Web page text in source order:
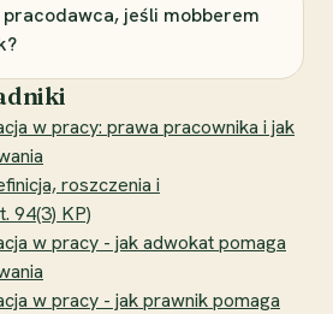
jeśli mobberem
w pracy: prawa pracownika i jak
roszczenia i
94(3) KP)
w pracy - jak adwokat pomaga
w pracy - jak prawnik pomaga